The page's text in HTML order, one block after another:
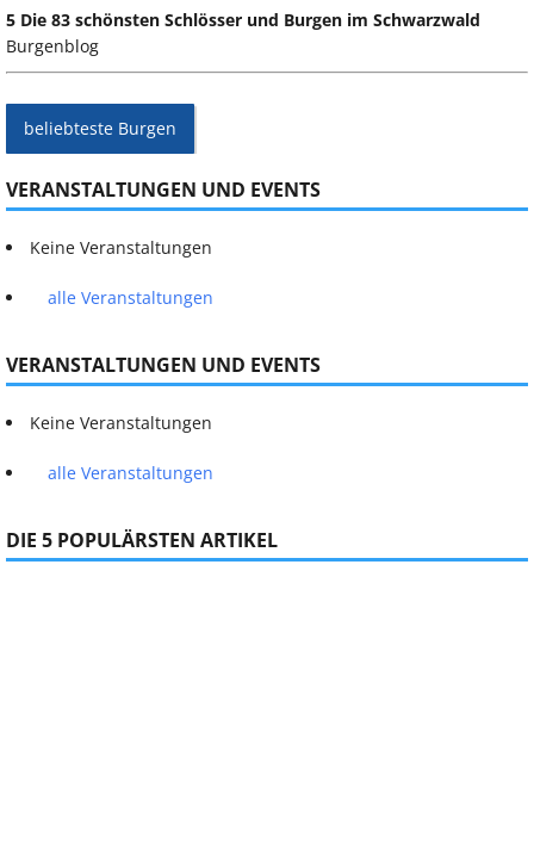
5 Die 83 schönsten Schlösser und Burgen im Schwarzwald
Burgenblog
beliebteste Burgen
VERANSTALTUNGEN UND EVENTS
Keine Veranstaltungen
alle Veranstaltungen
VERANSTALTUNGEN UND EVENTS
Keine Veranstaltungen
alle Veranstaltungen
DIE 5 POPULÄRSTEN ARTIKEL